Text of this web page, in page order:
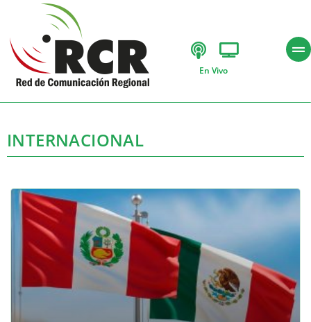
En Vivo
INTERNACIONAL